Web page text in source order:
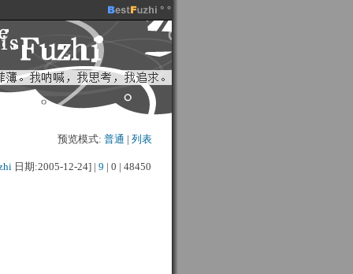
预览模式: 普通 | 列表
日期:2005-12-24] | 9 | 0 | 48450